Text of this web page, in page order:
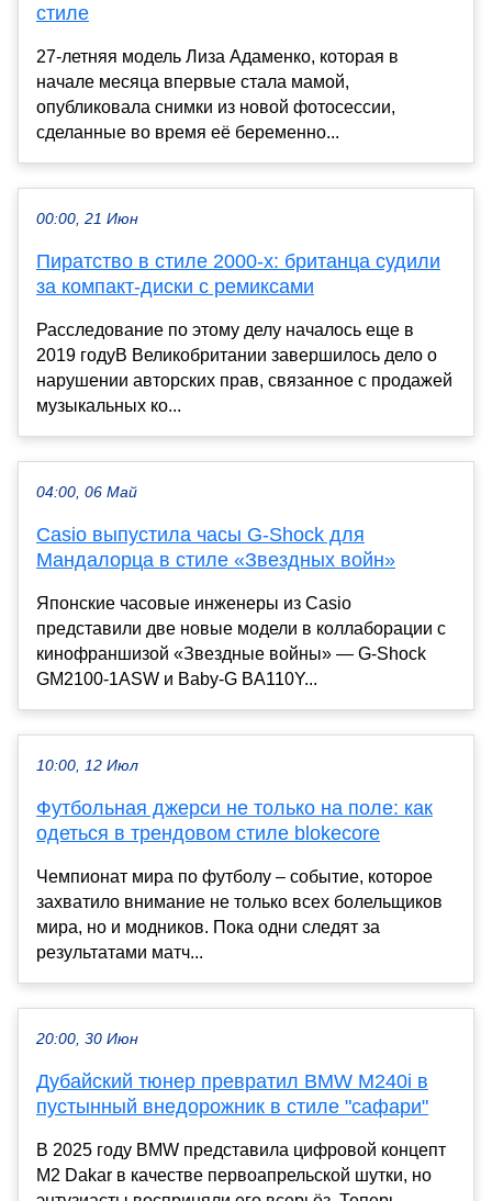
стиле
27-летняя модель Лиза Адаменко, которая в
начале месяца впервые стала мамой,
опубликовала снимки из новой фотосессии,
сделанные во время её беременно...
00:00, 21 Июн
Пиратство в стиле 2000-х: британца судили
за компакт-диски с ремиксами
Расследование по этому делу началось еще в
2019 годуВ Великобритании завершилось дело о
нарушении авторских прав, связанное с продажей
музыкальных ко...
04:00, 06 Май
Casio выпустила часы G-Shock для
Мандалорца в стиле «Звездных войн»
Японские часовые инженеры из Casio
представили две новые модели в коллаборации с
кинофраншизой «Звездные войны» — G-Shock
GM2100-1ASW и Baby-G BA110Y...
10:00, 12 Июл
Футбольная джерси не только на поле: как
одеться в трендовом стиле blokecore
Чемпионат мира по футболу – событие, которое
захватило внимание не только всех болельщиков
мира, но и модников. Пока одни следят за
результатами матч...
20:00, 30 Июн
Дубайский тюнер превратил BMW M240i в
пустынный внедорожник в стиле "сафари"
В 2025 году BMW представила цифровой концепт
M2 Dakar в качестве первоапрельской шутки, но